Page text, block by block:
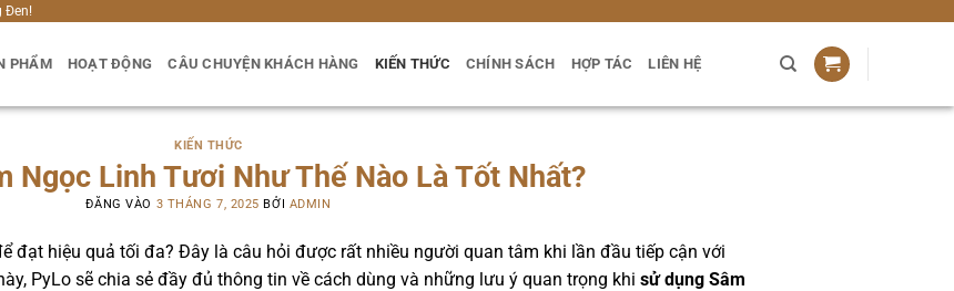
Đen!
PHẨM HOẠT ĐỘNG CÂU CHUYỆN KHÁCH HÀNG KIẾN THỨC CHÍNH SÁCH HỢP TÁC LIÊN HỆ
KIẾN THỨC
Ngọc Linh Tươi Như Thế Nào Là Tốt Nhất?
ĐĂNG VÀO 3 THÁNG 7, 2025 BỞI ADMIN
đạt hiệu quả tối đa? Đây là câu hỏi được rất nhiều người quan tâm khi lần đầu tiếp cận với
PyLo sẽ chia sẻ đầy đủ thông tin về cách dùng và những lưu ý quan trọng khi sử dụng Sâm